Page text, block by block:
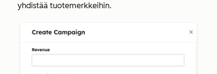
yhdistää tuotemerkkeihin.